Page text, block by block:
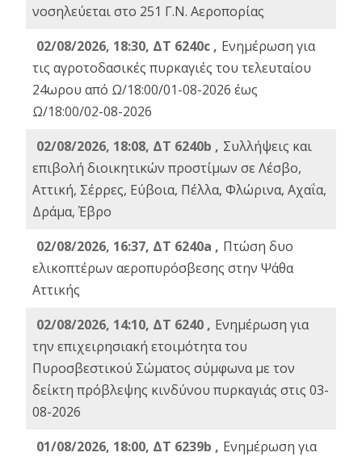
νοσηλεύεται στο 251 Γ.Ν. Αεροπορίας
02/08/2026, 18:30, ΔΤ 6240c , Ενημέρωση για
τις αγροτοδασικές πυρκαγιές του τελευταίου
24ωρου από Ω/18:00/01-08-2026 έως
Ω/18:00/02-08-2026
02/08/2026, 18:08, ΔΤ 6240b , Συλλήψεις και
επιβολή διοικητικών προστίμων σε Λέσβο,
Αττική, Σέρρες, Εύβοια, Πέλλα, Φλώρινα, Αχαΐα,
Δράμα, Έβρο
02/08/2026, 16:37, ΔΤ 6240a , Πτώση δυο
ελικοπτέρων αεροπυρόσβεσης στην Ψάθα
Αττικής
02/08/2026, 14:10, ΔΤ 6240 , Ενημέρωση για
την επιχειρησιακή ετοιμότητα του
Πυροσβεστικού Σώματος σύμφωνα με τον
δείκτη πρόβλεψης κινδύνου πυρκαγιάς στις 03-
08-2026
01/08/2026, 18:00, ΔΤ 6239b , Ενημέρωση για